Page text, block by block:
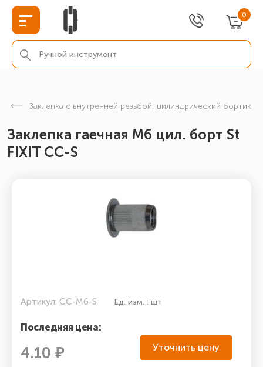
0
Заклепка с внутренней резьбой, цилиндрический бортик
Заклепка гаечная М6 цил. борт St
FIXIT CC-S
Артикул: CC-М6-S Ед. изм. : шт
Последняя цена:
4.10 ₽ Уточнить цену